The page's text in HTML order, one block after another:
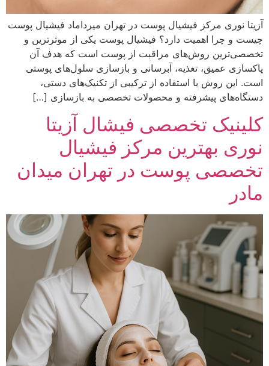
آزیتا نوری مرکز فیشیال پوست در تهران میرداماد فیشیال پوست
چیست و چرا اهمیت دارد؟ فیشیال پوست یکی از موثرترین و
تخصصی‌ترین روش‌های مراقبت از پوست است که هدف آن
پاکسازی عمیق، تغذیه، آبرسانی و بازسازی سلول‌های پوستی
است. این روش با استفاده از ترکیبی از تکنیک‌های دستی،
دستگاه‌های پیشرفته و محصولات تخصصی به بازسازی […]
کلینیک تخصصی فیشال آزیتا
نوری بهترین مرکز فیشیال
تخصصی پوست در تهران میدان
مادر